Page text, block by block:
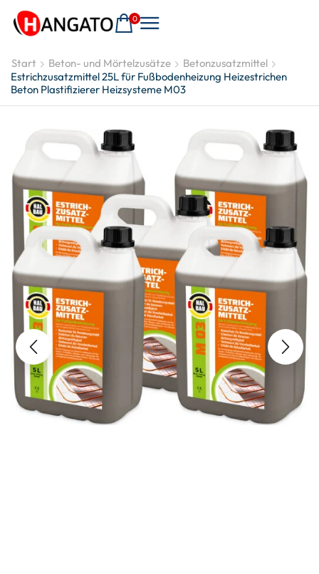
0
Start Beton- und Mörtelzusätze
Betonzusatzmittel
Estrichzusatzmittel 25L für Fußbodenheizung Heizestrichen
Beton Plastifizierer Heizsysteme M03